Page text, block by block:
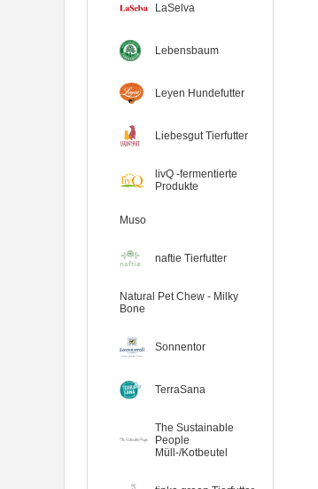
LaSelva
Lebensbaum
Leyen Hundefutter
Liebesgut Tierfutter
livQ -fermentierte
Produkte
Muso
naftie Tierfutter
Natural Pet Chew - Milky
Bone
Sonnentor
TerraSana
The Sustainable
People
Müll-/Kotbeutel